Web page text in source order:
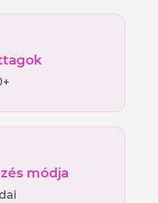
módja